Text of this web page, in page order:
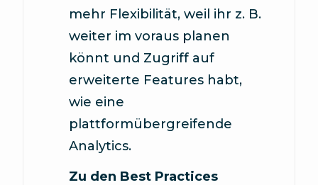
mehr Flexibilität, weil ihr z. B.
weiter im voraus planen
könnt und Zugriff auf
erweiterte Features habt,
wie eine
plattformübergreifende
Analytics.
Zu den Best Practices